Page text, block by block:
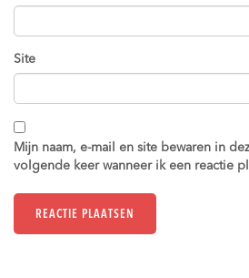
Site
Mijn naam, e-mail en site bewaren in
volgende keer wanneer ik een reactie